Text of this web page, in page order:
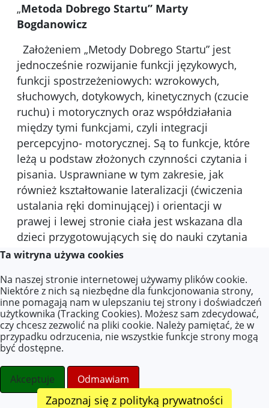
„Metoda Dobrego Startu” Marty
Bogdanowicz
Założeniem „Metody Dobrego Startu” jest
jednocześnie rozwijanie funkcji językowych,
funkcji spostrzeżeniowych: wzrokowych,
słuchowych, dotykowych, kinetycznych (czucie
ruchu) i motorycznych oraz współdziałania
między tymi funkcjami, czyli integracji
percepcyjno- motorycznej. Są to funkcje, które
leżą u podstaw złożonych czynności czytania i
pisania. Usprawniane w tym zakresie, jak
również kształtowanie lateralizacji (ćwiczenia
ustalania ręki dominującej) i orientacji w
prawej i lewej stronie ciała jest wskazana dla
dzieci przygotowujących się do nauki czytania
i pisania, niezbędne jest dla dzieci, u których
funkcji. Ćwiczenia prowadzą do większej
harmonii rozwoju psychoruchowego:
wyższego poziomu rozwoju i współdziałania
funkcji intelektualnych (mowy, myślenia) i
instrumentalnych (spostrzeżeniowo –
prawidłowego wykonywania czynności
ruchowych we właściwym czasie i przestrzeni,
Ta witryna używa cookies
Na naszej stronie internetowej używamy plików cookie.
Niektóre z nich są niezbędne dla funkcjonowania strony,
inne pomagają nam w ulepszaniu tej strony i doświadczeń
użytkownika (Tracking Cookies). Możesz sam zdecydować,
czy chcesz zezwolić na pliki cookie. Należy pamiętać, że w
przypadku odrzucenia, nie wszystkie funkcje strony mogą
być dostępne.
Akceptuje Odmawiam
Zapoznaj się z polityką prywatności